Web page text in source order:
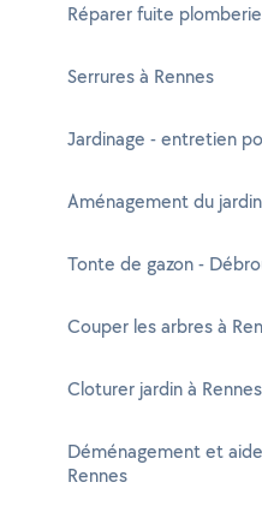
Réparer fuite
Serrures à Rennes
Jardinage - entretien
Aménagement du
Tonte de gazon -
Couper les arbres à
Cloturer jardin à Rennes
Déménagement et
Rennes